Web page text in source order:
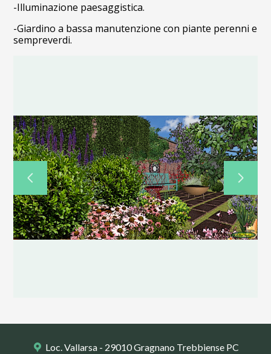
-Illuminazione paesaggistica.
-Giardino a bassa manutenzione con piante perenni e
sempreverdi.
Loc. Vallarsa - 29010 Gragnano Trebbiense PC